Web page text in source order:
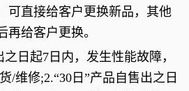
可直接给客户更换新品，其他
再给客户更换。
之日起7日内，发生性能故障，
/维修;2.“30日”产品自售出之日